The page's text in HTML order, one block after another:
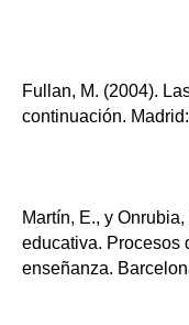
Fullan, M. (2004).
continuación.
Martín, E., y
educativa. Procesos
enseñanza.